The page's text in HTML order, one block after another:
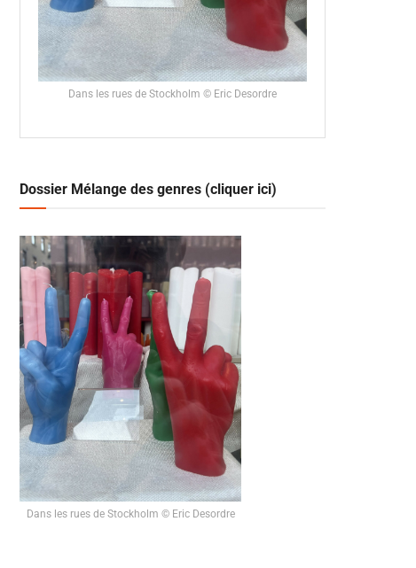
Dans les rues de Stockholm © Eric Desordre
Dossier Mélange des genres (cliquer ici)
Dans les rues de Stockholm © Eric Desordre